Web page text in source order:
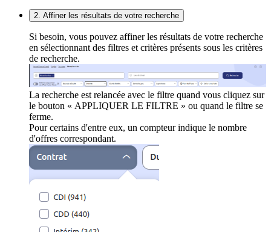
2. Affiner les résultats de votre recherche
Si besoin, vous pouvez affiner les résultats de votre recherche
en sélectionnant des filtres et critères présents sous les critères
de recherche.
La recherche est relancée avec le filtre quand vous cliquez sur
le bouton « APPLIQUER LE FILTRE » ou quand le filtre se
ferme.
Pour certains d'entre eux, un compteur indique le nombre
d'offres correspondant.